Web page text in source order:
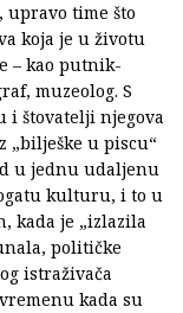
upravo time što
koja je u životu
– kao putnik-
muzeolog. S
i štovatelji njegova
„bilješke u piscu“
u jednu udaljenu
kulturu, i to u
kada je „izlazila
političke
istraživača
kada su